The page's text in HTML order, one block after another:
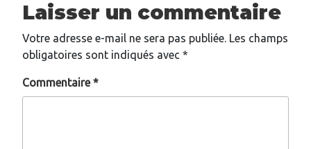
Laisser un commentaire
Votre adresse e-mail ne sera pas publiée. Les champs
obligatoires sont indiqués avec *
Commentaire*